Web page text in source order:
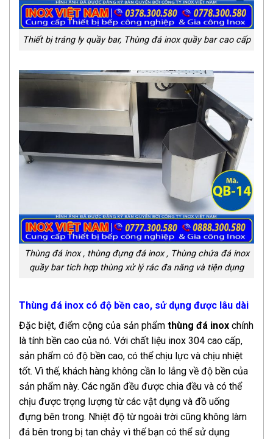
Thiết bị tráng ly quầy bar, Thùng đá inox quầy bar cao cấp
Thùng đá inox , thùng đựng đá inox , Thùng chứa đá inox
quầy bar tich hợp thùng xử lý rác đa năng và tiện dụng
Thùng đá inox có độ bền cao, sử dụng được lâu dài
Đặc biệt, điểm cộng của sản phẩm thùng đá inox chính
là tính bền cao của nó. Với chất liệu inox 304 cao cấp,
sản phẩm có độ bền cao, có thể chịu lực và chịu nhiệt
tốt. Vì thế, khách hàng không cần lo lắng về độ bền của
sản phẩm này. Các ngăn đều được chia đều và có thể
chịu được trọng lượng từ các vật dụng và đồ uống
đựng bên trong. Nhiệt độ từ ngoài trời cũng không làm
đá bên trong bị tan chảy vì thế bạn có thể sử dụng